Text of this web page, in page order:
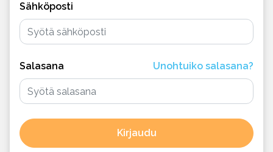
Sähköposti
Salasana Unohtuiko salasana?
Kirjaudu